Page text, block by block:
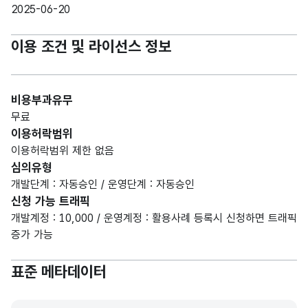
2025-06-20
이용 조건 및 라이선스 정보
비용부과유무
무료
이용허락범위
이용허락범위 제한 없음
심의유형
개발단계 : 자동승인 / 운영단계 : 자동승인
신청 가능 트래픽
개발계정 : 10,000 / 운영계정 : 활용사례 등록시 신청하면 트래픽
증가 가능
표준 메타데이터